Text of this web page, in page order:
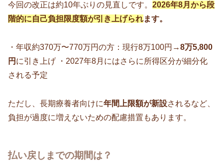
今回の改正は約10年ぶりの見直しです。 2026年8月から段
階的に自己負担限度額が引き上げられます。
・年収約370万〜770万円の方：現行8万100円→8万5,800
円 に引き上げ ・2027年8月にはさらに所得区分が細分化
される予定
ただし、長期療養者向けに年間上限額が新設されるなど、
負担が過度に増えないための配慮措置もあります。
払い戻しまでの期間は？